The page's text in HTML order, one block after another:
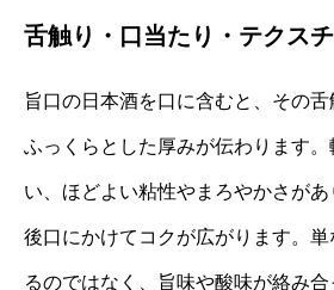
舌触り・口当たり・テクス
旨口の日本酒を口に含むと、その
ふっくらとした厚みが伝わります
い、ほどよい粘性やまろやかさがあ
後口にかけてコクが広がります。
るのではなく、旨味や酸味が絡み